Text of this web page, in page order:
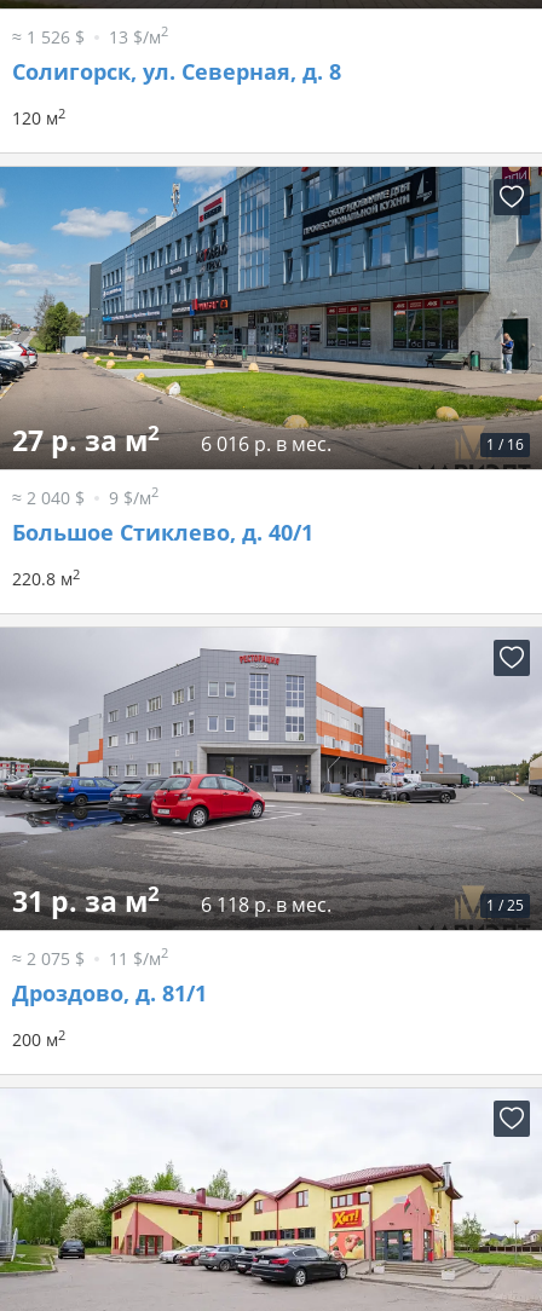
≈ 1 526 $ 13 $/м2
Солигорск, ул. Северная, д. 8
120 м2
1 / 16
27 р. за м2 6 016 р. в мес.
≈ 2 040 $ 9 $/м2
Большое Стиклево, д. 40/1
220.8 м2
1 /25
31 р. за м2 6 118 р. в мес.
≈ 2 075 $ 11 $/м2
Дроздово, д. 81/1
200 м2